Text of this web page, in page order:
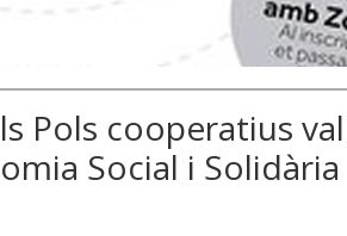
Pols cooperatius
Social i Solidària